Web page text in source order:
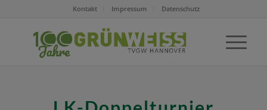
Kontakt Impressum Datenschutz